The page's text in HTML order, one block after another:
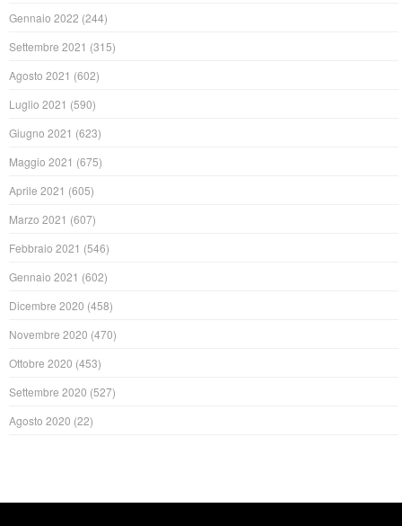
Gennaio 2022 (244)
Settembre 2021 (315)
Agosto 2021 (602)
Luglio 2021 (590)
Giugno 2021 (623)
Maggio 2021 (675)
Aprile 2021 (605)
Marzo 2021 (607)
Febbraio 2021 (546)
Gennaio 2021 (602)
Dicembre 2020 (458)
Novembre 2020 (470)
Ottobre 2020 (453)
Settembre 2020 (527)
Agosto 2020 (22)